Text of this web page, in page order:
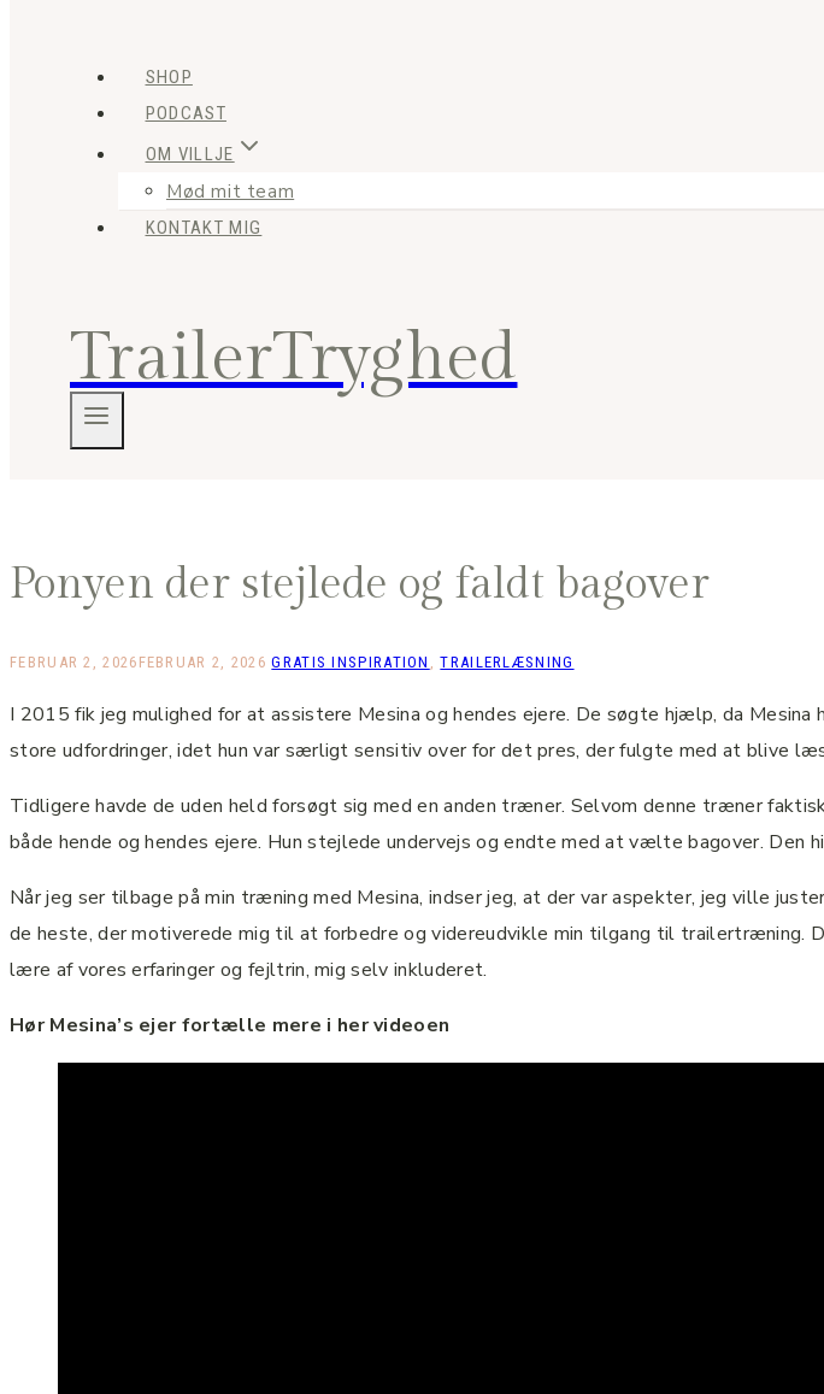
SHOP
PODCAST
OM VILLJE
Mød mit team
KONTAKT MIG
TrailerTryghed
Ponyen der stejlede og faldt bagover
FEBRUAR 2, 2026 FEBRUAR 2, 2026 GRATIS INSPIRATION ,TRAILERLÆSNING
I 2015 fik jeg mulighed for at assistere Mesina og hendes ejere. De søgte hjælp, da
store udfordringer, idet hun var særligt sensitiv over for det pres, der fulgte med at blive
Tidligere havde de uden held forsøgt sig med en anden træner. Selvom denne træner
både hende og hendes ejere. Hun stejlede undervejs og endte med at vælte bagover. Den
Når jeg ser tilbage på min træning med Mesina, indser jeg, at der var aspekter, jeg ville
de heste, der motiverede mig til at forbedre og videreudvikle min tilgang til
lære af vores erfaringer og fejltrin, mig selv inkluderet.
Hør Mesina’s ejer fortælle mere i her videoen